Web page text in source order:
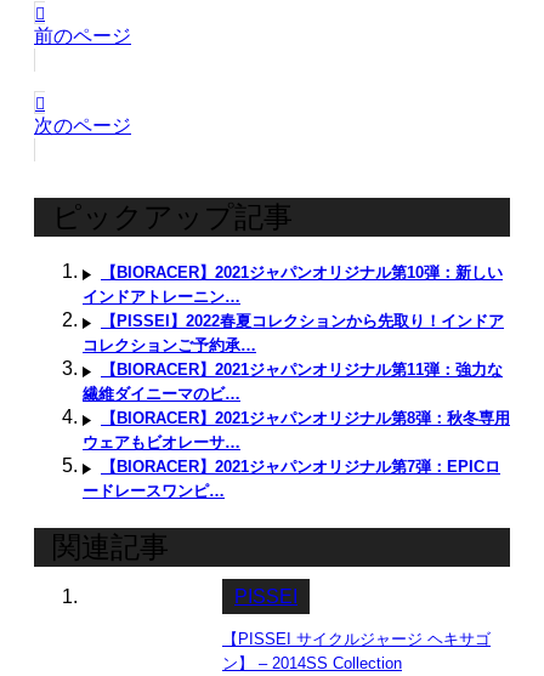
前のページ
次のページ
ピックアップ記事
【BIORACER】2021ジャパンオリジナル第10弾：新しい
インドアトレーニン…
【PISSEI】2022春夏コレクションから先取り！インドア
コレクションご予約承…
【BIORACER】2021ジャパンオリジナル第11弾：強力な
繊維ダイニーマのビ…
【BIORACER】2021ジャパンオリジナル第8弾：秋冬専用
ウェアもビオレーサ…
【BIORACER】2021ジャパンオリジナル第7弾：EPICロ
ードレースワンピ…
関連記事
PISSEI
【PISSEI サイクルジャージ ヘキサゴ
ン】 – 2014SS Collection